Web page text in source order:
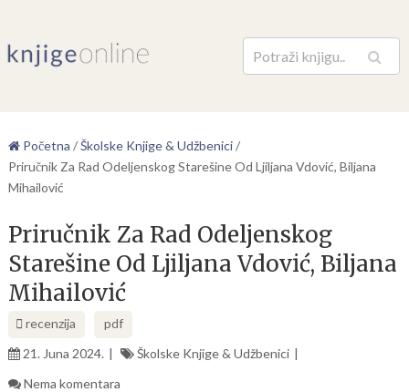
Pretraga
Početna /Školske Knjige & Udžbenici/
Priručnik Za Rad Odeljenskog Starešine Od Ljiljana Vdović, Biljana
Mihailović
Priručnik Za Rad Odeljenskog
Starešine Od Ljiljana Vdović, Biljana
Mihailović
recenzija
pdf
21. Juna 2024.
Školske Knjige & Udžbenici
Nema komentara